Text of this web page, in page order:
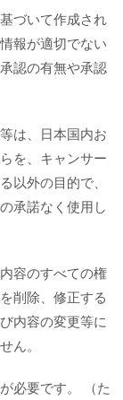
づいて作成され
報が適切でない
認の有無や承認
は、日本国内お
を、キャンサー
以外の目的で、
承諾なく使用し
容のすべての権
削除、修正する
内容の変更等に
ん。
必要です。 （た